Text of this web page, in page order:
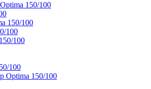
150/100
150/100
100
100
100
Optima 150/100